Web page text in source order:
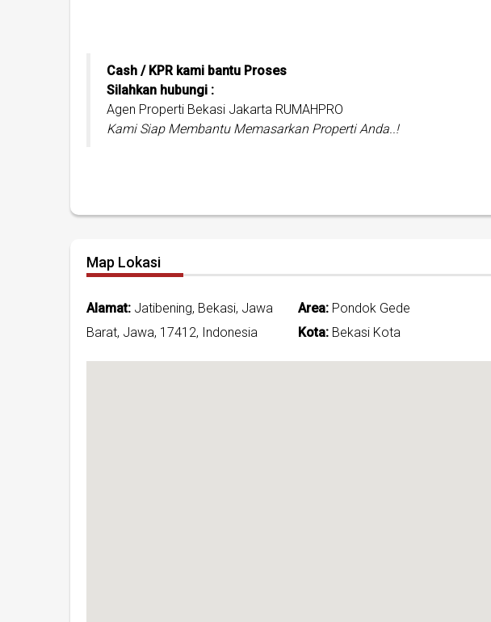
Cash / KPR kami bantu Proses
Silahkan hubungi :
Agen Properti Bekasi Jakarta RUMAHPRO
Kami Siap Membantu Memasarkan Properti Anda..!
Map Lokasi
Alamat: Jatibening, Bekasi, Jawa
Barat, Jawa, 17412, Indonesia
Area: Pondok Gede
Kota: Bekasi Kota